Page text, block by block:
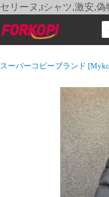
セリーヌ,tシャツ,激安,
スーパーコピーブランド